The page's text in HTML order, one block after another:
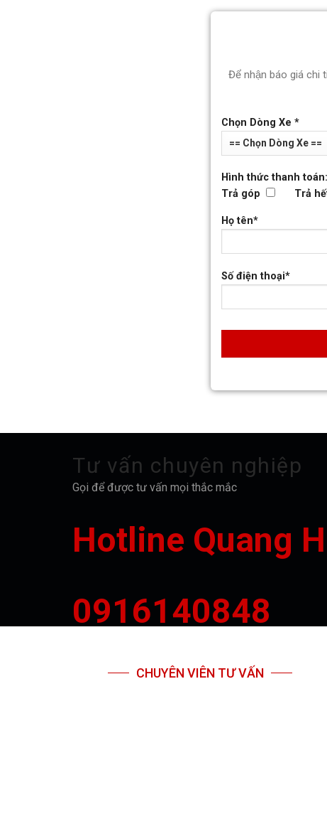
Để nhận báo giá chi
Chọn Dòng Xe *
Hình thức thanh toán:
Trả góp
Trả
Họ tên*
Số điện thoại*
Tư vấn chuyên nghiệp
Gọi để được tư vấn mọi thắc mắc
Hotline Quang
0916140848
CHUYÊN VIÊN TƯ VẤN